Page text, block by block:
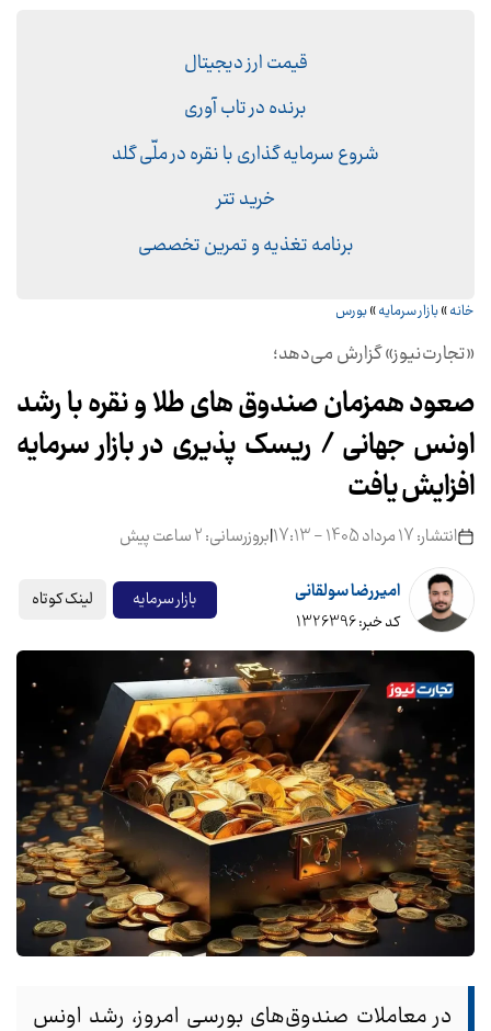
قیمت ارز دیجیتال
برنده در تاب آوری
شروع سرمایه گذاری با نقره در ملّی گلد
خرید تتر
برنامه تغذیه و تمرین تخصصی